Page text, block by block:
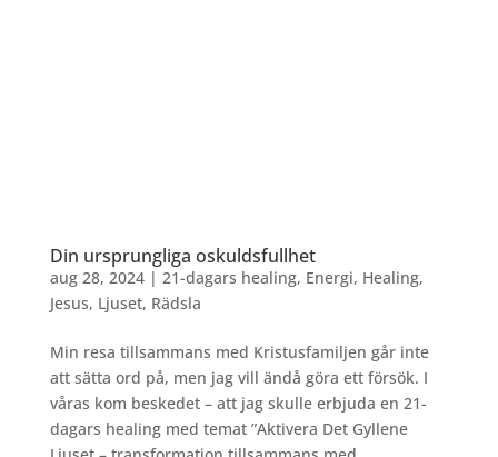
Din ursprungliga oskuldsfullhet
aug 28, 2024| 21-dagars healing, Energi, Healing,
Jesus, Ljuset, Rädsla
Min resa tillsammans med Kristusfamiljen går inte
att sätta ord på, men jag vill ändå göra ett försök. I
våras kom beskedet – att jag skulle erbjuda en 21-
dagars healing med temat ”Aktivera Det Gyllene